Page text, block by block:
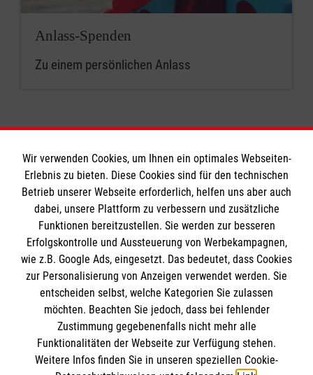
Anlass-Spenden
Zu einem persönlichen Anlass
Informationen
Impressum
Datenschutz
Kontakt
Barrierefreiheit
Die Malteser
Malteser in Deutschland
Malteserorden
Sharepoint
Spendenkonto
Wir verwenden Cookies, um Ihnen ein optimales Webseiten-
Erlebnis zu bieten. Diese Cookies sind für den technischen
Betrieb unserer Webseite erforderlich, helfen uns aber auch
dabei, unsere Plattform zu verbessern und zusätzliche
Funktionen bereitzustellen. Sie werden zur besseren
Erfolgskontrolle und Aussteuerung von Werbekampagnen,
wie z.B. Google Ads, eingesetzt. Das bedeutet, dass Cookies
zur Personalisierung von Anzeigen verwendet werden. Sie
entscheiden selbst, welche Kategorien Sie zulassen
möchten. Beachten Sie jedoch, dass bei fehlender
Zustimmung gegebenenfalls nicht mehr alle
Funktionalitäten der Webseite zur Verfügung stehen.
Weitere Infos finden Sie in unseren speziellen Cookie-